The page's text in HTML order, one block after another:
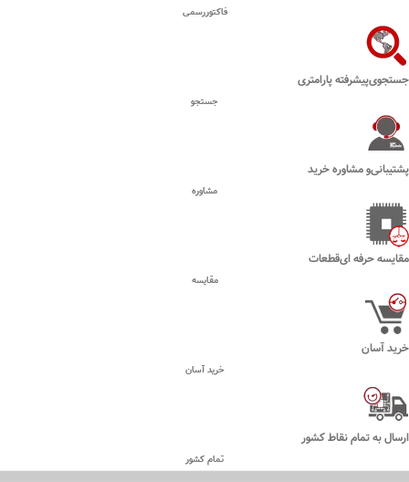
فاکتوررسمی
جستجوی‌پیشرفته پارامتری
جستجو
پشتیبانی‌و مشاوره خرید
مشاوره
مقایسه حرفه ای‌قطعات
مقایسه
خرید آسان
خرید آسان
ارسال به تمام نقاط کشور
تمام کشور